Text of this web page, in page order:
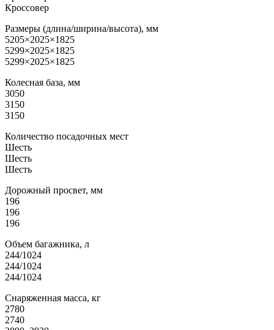
Кроссовер
Размеры (длина/ширина/высота), мм
5205×2025×1825
5299×2025×1825
5299×2025×1825
Колесная база, мм
3050
3150
3150
Количество посадочных мест
Шесть
Шесть
Шесть
Дорожный просвет, мм
196
196
196
Объем багажника, л
244/1024
244/1024
244/1024
Снаряженная масса, кг
2780
2740